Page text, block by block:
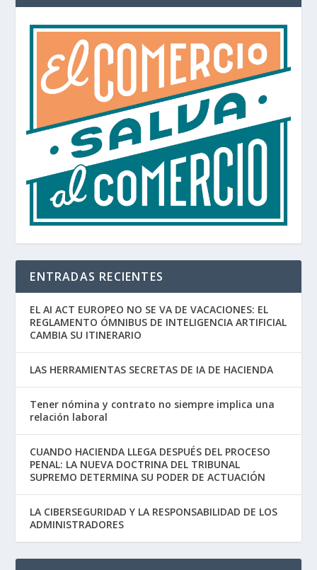
ENTRADAS RECIENTES
EL AI ACT EUROPEO NO SE VA DE VACACIONES: EL
REGLAMENTO ÓMNIBUS DE INTELIGENCIA ARTIFICIAL
CAMBIA SU ITINERARIO
LAS HERRAMIENTAS SECRETAS DE IA DE HACIENDA
Tener nómina y contrato no siempre implica una
relación laboral
CUANDO HACIENDA LLEGA DESPUÉS DEL PROCESO
PENAL: LA NUEVA DOCTRINA DEL TRIBUNAL
SUPREMO DETERMINA SU PODER DE ACTUACIÓN
LA CIBERSEGURIDAD Y LA RESPONSABILIDAD DE LOS
ADMINISTRADORES